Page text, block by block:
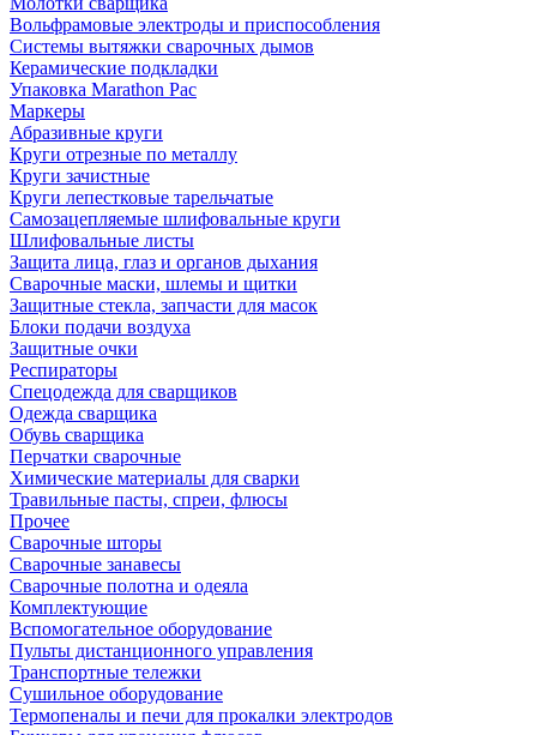
Вольфрамовые электроды и приспособления
Системы вытяжки сварочных дымов
Керамические подкладки
Упаковка Marathon Pac
Маркеры
Абразивные круги
Круги отрезные по металлу
Круги зачистные
Круги лепестковые тарельчатые
Самозацепляемые шлифовальные круги
Шлифовальные листы
Защита лица, глаз и органов дыхания
Сварочные маски, шлемы и щитки
Защитные стекла, запчасти для масок
Блоки подачи воздуха
Защитные очки
Респираторы
Спецодежда для сварщиков
Одежда сварщика
Обувь сварщика
Перчатки сварочные
Химические материалы для сварки
Травильные пасты, спреи, флюсы
Прочее
Сварочные шторы
Сварочные занавесы
Сварочные полотна и одеяла
Комплектующие
Вспомогательное оборудование
Пульты дистанционного управления
Транспортные тележки
Сушильное оборудование
Термопеналы и печи для прокалки электродов